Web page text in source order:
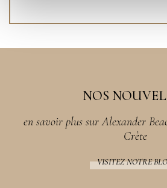
NOS
en savoir plus sur Alexander
Crète
VISITEZ NOTRE